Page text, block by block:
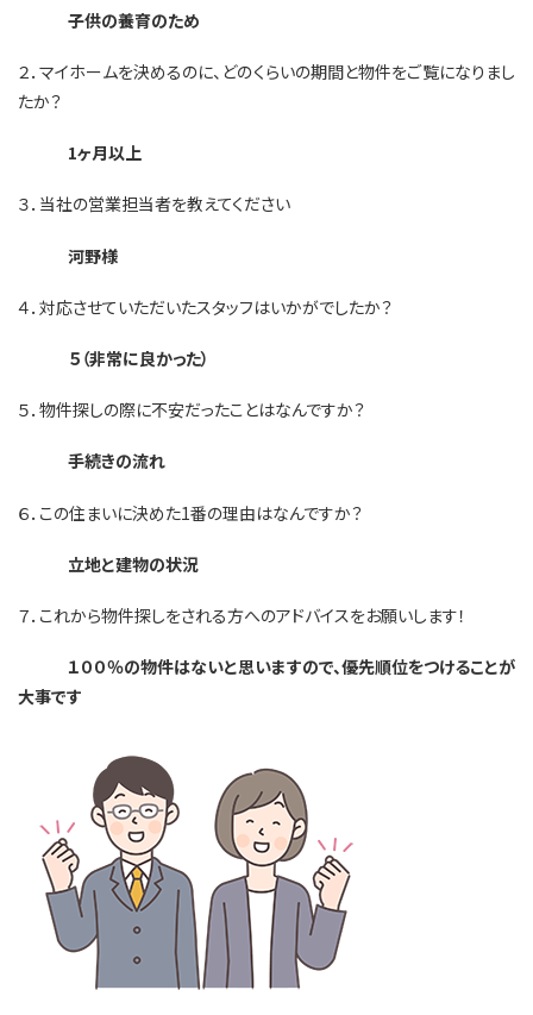
子供の養育のため
２．マイホームを決めるのに、どのくらいの期間と物件をご覧になりまし
たか？
1ヶ月以上
３．当社の営業担当者を教えてください
河野様
４．対応させていただいたスタッフはいかがでしたか？
５（非常に良かった）
５．物件探しの際に不安だったことはなんですか？
手続きの流れ
６．この住まいに決めた1番の理由はなんですか？
立地と建物の状況
７．これから物件探しをされる方へのアドバイスをお願いします！
１００％の物件はないと思いますので、優先順位をつけることが
大事です